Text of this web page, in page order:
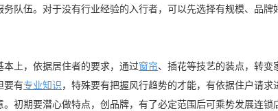
队伍。对于没有行业经验的入行者，可以先选择有规模、品牌
上，依据居住者的要求，通过窗帘、插花等技艺的装点，转
要有专业知识，特殊要有把握风行趋势的才能，有依据住户请
初期要潜心做特点，创品牌，有了必定范围后可乘势发展连锁